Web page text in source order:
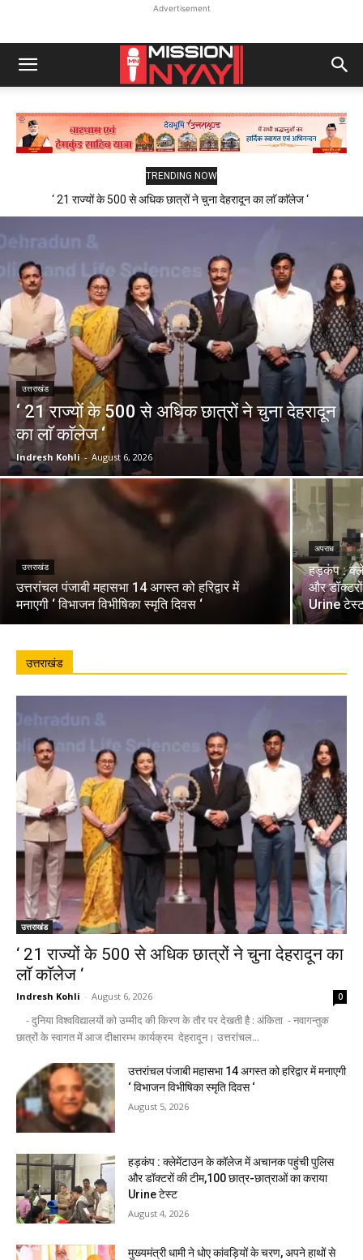
Advertisement
TRENDING NOW
‘ 21 राज्यों के 500 से अधिक छात्रों ने चुना देहरादून का लाॅ काॅलेज ‘
उत्तराखंड
‘ 21 राज्यों के 500 से अधिक छात्रों ने चुना देहरादून
का लाॅ काॅलेज ‘
Indresh Kohli - August 6, 2026
उत्तराखंड
उत्तरांचल पंजाबी महासभा 14 अगस्त को हरिद्वार में
मनाएगी ‘ विभाजन विभीषिका स्मृति दिवस ‘
अपराध
हड़कंप :
और
Urine
उत्तराखंड
उत्तराखंड
‘ 21 राज्यों के 500 से अधिक छात्रों ने चुना देहरादून का
लाॅ काॅलेज ‘
Indresh Kohli - August 6, 2026 0
- दुनिया विश्वविद्यालयों को उम्मीद की किरण के तौर पर देखती है : अंकिता - नवागन्तुक
छात्रों के स्वागत में आज दीक्षारम्भ कार्यक्रम देहरादून। उत्तरांचल...
उत्तरांचल पंजाबी महासभा 14 अगस्त को हरिद्वार में मनाएगी
‘ विभाजन विभीषिका स्मृति दिवस ‘
August 5, 2026
हड़कंप : क्लेमेंटाउन के कॉलेज में अचानक पहुंची पुलिस
और डॉक्टरों की टीम,100 छात्र-छात्राओं का कराया
Urine टेस्ट
August 4, 2026
मुख्यमंत्री धामी ने धोए कांवड़ियों के चरण, अपने हाथों से